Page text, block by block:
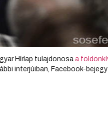
Hírlap tulajdonosa a
interjúiban, Facebook-